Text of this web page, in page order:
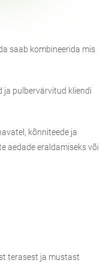
saab kombineerida mis
ja pulbervärvitud kliendi
kõnniteede ja
aedade eraldamiseks või
terasest ja mustast